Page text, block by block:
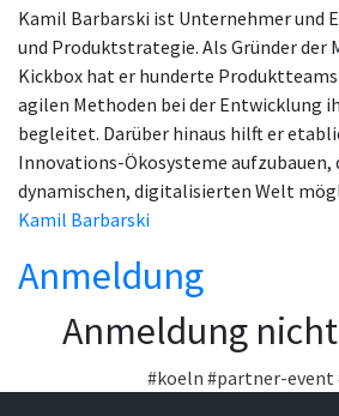
Kamil Barbarski ist Unternehmer und
und Produktstrategie. Als Gründer der
Kickbox hat er hunderte
agilen Methoden bei der Entwicklung
begleitet. Darüber hinaus hilft er
Innovations-Ökosysteme aufzubauen,
dynamischen, digitalisierten Welt
Kamil Barbarski
Anmeldung
Anmeldung
#koeln #partner-event